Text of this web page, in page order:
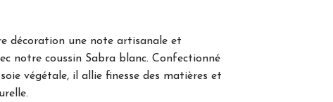
décoration une note artisanale et
notre coussin Sabra blanc. Confectionné
végétale, il allie finesse des matières et